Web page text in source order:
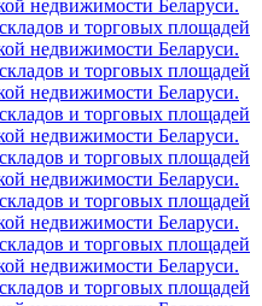
недвижимости Беларуси.
и торговых площадей
недвижимости Беларуси.
и торговых площадей
недвижимости Беларуси.
и торговых площадей
недвижимости Беларуси.
и торговых площадей
недвижимости Беларуси.
и торговых площадей
недвижимости Беларуси.
и торговых площадей
недвижимости Беларуси.
и торговых площадей